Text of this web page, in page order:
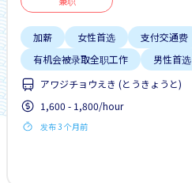
加薪 女性首选 支付交通费
有机会被录取全职工作
男性首选
アワジチョウえき (とうきょうと)
1,600 - 1,800/hour
发布 3 个月前